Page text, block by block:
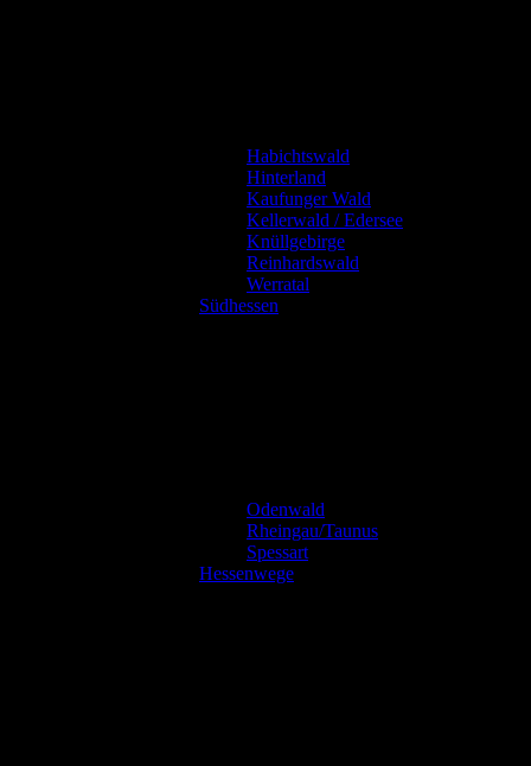
Habichtswald
Hinterland
Kaufunger Wald
Kellerwald / Edersee
Knüllgebirge
Reinhardswald
Werratal
Südhessen
Odenwald
Rheingau/Taunus
Spessart
Hessenwege